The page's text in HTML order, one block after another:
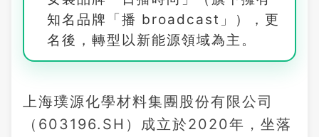
知名品牌「播 broadcast」），更
名後，轉型以新能源領域為主。
上海璞源化學材料集團股份有限公司
（603196.SH）成立於2020年，坐落